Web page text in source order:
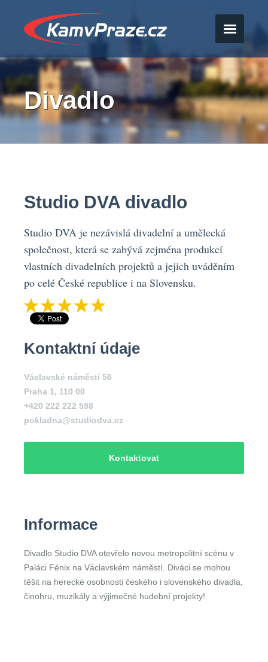
Divadlo
Studio DVA divadlo
Studio DVA je nezávislá divadelní a umělecká
společnost, která se zabývá zejména produkcí
vlastních divadelních projektů a jejich uváděním
po celé České republice i na Slovensku.
Kontaktní údaje
Václavské náměstí 56
Praha 1, 110 00
+420 222 222 598
pokladna@studiodva.cz
Kontaktovat
Informace
Divadlo Studio DVA otevřelo novou metropolitní scénu v
Paláci Fénix na Václavském náměstí. Diváci se mohou
těšit na herecké osobnosti českého i slovenského divadla,
činohru, muzikály a výjimečné hudební projekty!